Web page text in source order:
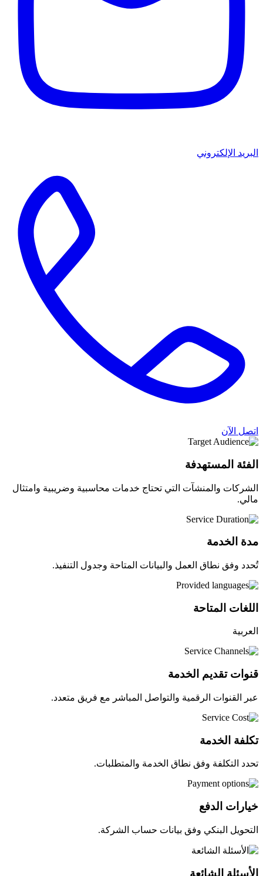
البريد الإلكتروني
اتصل الآن
الفئة المستهدفة
الشركات والمنشآت التي تحتاج خدمات محاسبية وضريبية وامتثال
مالي.
مدة الخدمة
تُحدد وفق نطاق العمل والبيانات المتاحة وجدول التنفيذ.
اللغات المتاحة
العربية
قنوات تقديم الخدمة
عبر القنوات الرقمية والتواصل المباشر مع فريق متعدد.
تكلفة الخدمة
تحدد التكلفة وفق نطاق الخدمة والمتطلبات.
خيارات الدفع
التحويل البنكي وفق بيانات حساب الشركة.
الأسئلة الشائعة